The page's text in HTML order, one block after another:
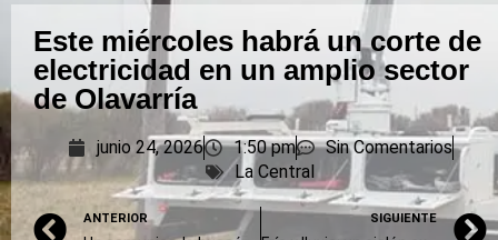
Este miércoles habrá un corte de
electricidad en un amplio sector
de Olavarría
junio 24, 2026 1:50 pm
Sin Comentarios
La Central
ANTERIOR SIGUIENTE